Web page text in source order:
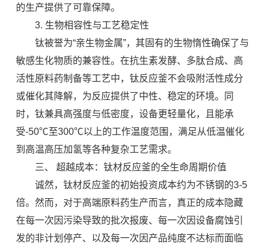
的生产提供了可靠保障。
3. 生物相容性与工艺稳定性
钛被誉为“亲生物金属”，其固有的生物惰性确保了与
敏感生化物质的兼容性。在抗生素发酵、多肽合成、高
活性原料药制备等工艺中，钛反应釜不会吸附活性成分
或催化其降解，为反应提供了中性、稳定的环境。同
时，钛兼具高强度与低密度，设备更轻量化，且能承
受-50℃至300℃以上的工作温度范围，满足从低温催化
到高温高压加氢等各种复杂工艺需求。
三、 超越成本：钛材反应釜的全生命周期价值
诚然，钛材反应釜的初始投资成本约为不锈钢的3-5
倍。然而，对于高端原料药生产而言，真正的成本隐藏
在每一次因污染导致的批次报废、每一次因设备腐蚀引
发的非计划停产、以及每一次因产品纯度不达标而面临